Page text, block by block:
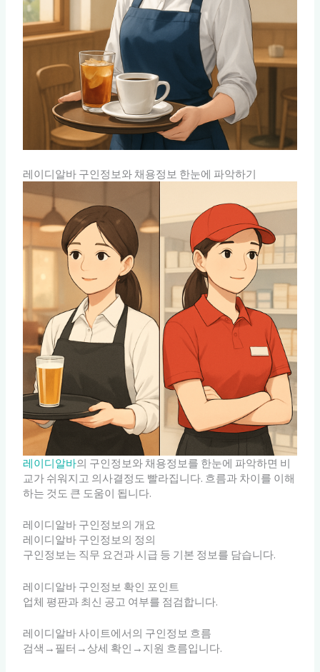
레이디알바 구인정보와 채용정보 한눈에 파악하기
레이디알바의 구인정보와 채용정보를 한눈에 파악하면 비
교가 쉬워지고 의사결정도 빨라집니다. 흐름과 차이를 이해
하는 것도 큰 도움이 됩니다.
레이디알바 구인정보의 개요
레이디알바 구인정보의 정의
구인정보는 직무 요건과 시급 등 기본 정보를 담습니다.
레이디알바 구인정보 확인 포인트
업체 평판과 최신 공고 여부를 점검합니다.
레이디알바 사이트에서의 구인정보 흐름
검색→필터→상세 확인→지원 흐름입니다.